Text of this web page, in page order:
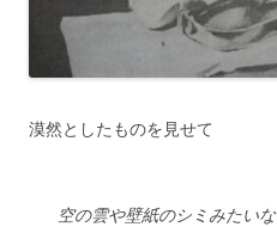
漠然としたものを見せて
空の雲や壁紙のシミみたいな